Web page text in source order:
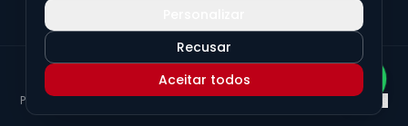
© 2026 Exclusive Pisos e Tapetes Personalizados
45.563.259/0001-89
Política de PrivacidadeTermos de UsoLGPDPreferências de cookies
Recusar
Aceitar todos